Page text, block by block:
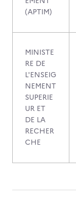
(APTIM)
MINISTE
RE DE
L'ENSEIG
NEMENT
SUPERIE
UR ET
DE LA
RECHER
CHE